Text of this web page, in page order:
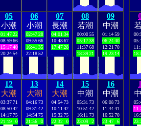
05
小潮
01:47 22
08:59 66
15:17 40
20:24 54
06
小潮
02:47 28
09:55 66
16:41 35
22:18 52
07
長潮
04:01 34
10:48 67
17:47 28
08
若潮
00:00 55
05:17 38
11:37 68
18:39 21
09
中潮
01:14 59
06:24 40
12:21 70
19:23 14
12
大潮
03:37 71
08:50 42
14:17 75
21:19
0
13
大潮
04:16 73
09:31 42
14:54 75
21:56
0
14
大潮
04:54 73
10:11 42
15:32 75
22:32
0
15
中潮
05:31 73
10:51 42
16:11 73
23:09
2
16
中潮
06:08 73
11:34 41
16:52 70
23:47
6